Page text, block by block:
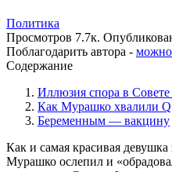
Политика
Просмотров 7.7к.
Поблагодарить автора - можно
Содержание
Иллюзия спора в
Как Мурашко хвалили
Беременным — вакцину
Как и самая красивая
Мурашко ослепил и